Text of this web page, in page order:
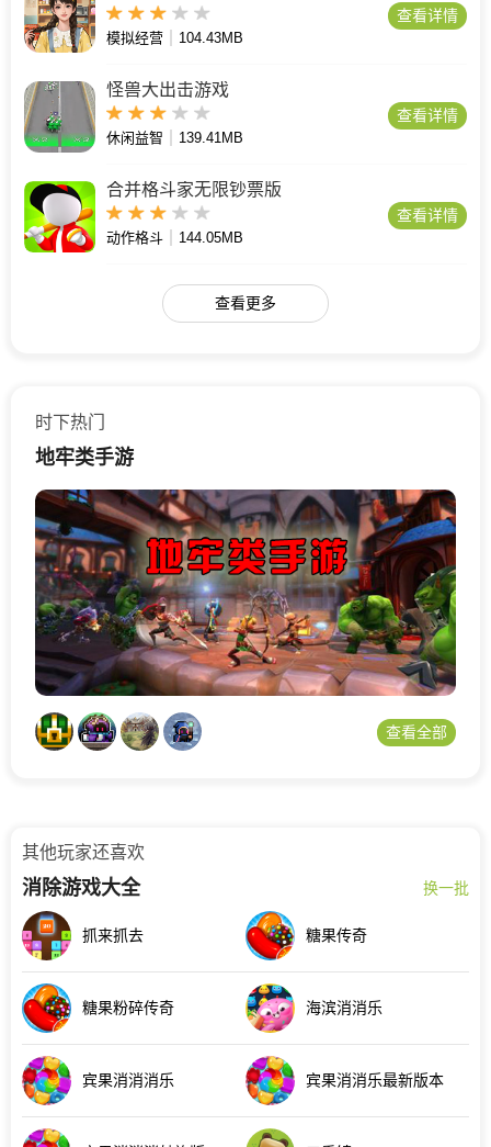
模拟经营 104.43MB
查看详情
怪兽大出击游戏
休闲益智 139.41MB
查看详情
合并格斗家无限钞票版
动作格斗 144.05MB
查看详情
查看更多
时下热门
地牢类手游
查看全部
其他玩家还喜欢
消除游戏大全 换一批
抓来抓去 糖果传奇
糖果粉碎传奇 海滨消消乐
宾果消消消乐 宾果消消乐最新版本